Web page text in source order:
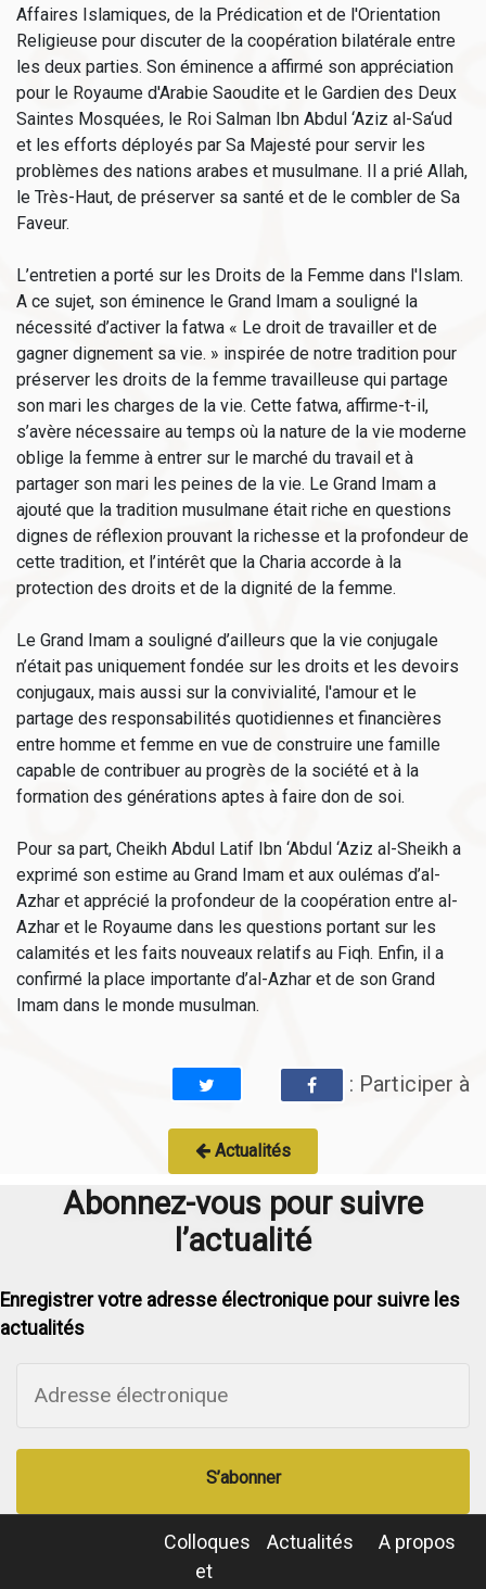
Affaires Islamiques, de la Prédication et de l'Orientation
Religieuse pour discuter de la coopération bilatérale entre
les deux parties. Son éminence a affirmé son appréciation
pour le Royaume d'Arabie Saoudite et le Gardien des Deux
Saintes Mosquées, le Roi Salman Ibn Abdul ‘Aziz al-Sa‘ud
et les efforts déployés par Sa Majesté pour servir les
problèmes des nations arabes et musulmane. Il a prié Allah,
le Très-Haut, de préserver sa santé et de le combler de Sa
Faveur.
L’entretien a porté sur les Droits de la Femme dans l'Islam.
A ce sujet, son éminence le Grand Imam a souligné la
nécessité d’activer la fatwa « Le droit de travailler et de
gagner dignement sa vie. » inspirée de notre tradition pour
préserver les droits de la femme travailleuse qui partage
son mari les charges de la vie. Cette fatwa, affirme-t-il,
s’avère nécessaire au temps où la nature de la vie moderne
oblige la femme à entrer sur le marché du travail et à
partager son mari les peines de la vie. Le Grand Imam a
ajouté que la tradition musulmane était riche en questions
dignes de réflexion prouvant la richesse et la profondeur de
cette tradition, et l’intérêt que la Charia accorde à la
protection des droits et de la dignité de la femme.
Le Grand Imam a souligné d’ailleurs que la vie conjugale
n’était pas uniquement fondée sur les droits et les devoirs
conjugaux, mais aussi sur la convivialité, l'amour et le
partage des responsabilités quotidiennes et financières
entre homme et femme en vue de construire une famille
capable de contribuer au progrès de la société et à la
formation des générations aptes à faire don de soi.
Pour sa part, Cheikh Abdul Latif Ibn ‘Abdul ‘Aziz al-Sheikh a
exprimé son estime au Grand Imam et aux oulémas d’al-
Azhar et apprécié la profondeur de la coopération entre al-
Azhar et le Royaume dans les questions portant sur les
calamités et les faits nouveaux relatifs au Fiqh. Enfin, il a
confirmé la place importante d’al-Azhar et de son Grand
Imam dans le monde musulman.
: Participer à
Actualités
Abonnez-vous pour suivre
l’actualité
Enregistrer votre adresse électronique pour suivre les
actualités
S’abonner
A propos
Actualités
Colloques
et